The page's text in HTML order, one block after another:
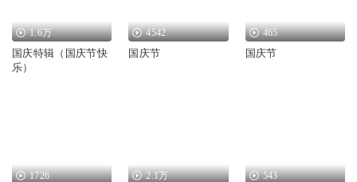
1.6万
国庆特辑（国庆节快
乐）
4542
国庆节
465
国庆节
1726 2.1万 543